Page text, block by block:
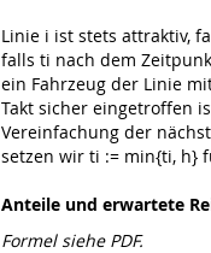
Linie i ist stets attraktiv,
falls ti nach dem
ein Fahrzeug der Linie
Takt sicher eingetroffen
Vereinfachung der
setzen wir ti := min{ti, h}
Anteile und erwartete
Formel siehe PDF.